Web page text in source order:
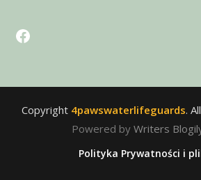
Facebook
Copyright 4pawswaterlifeguards.
Powered by Writers
Polityka Prywatności i